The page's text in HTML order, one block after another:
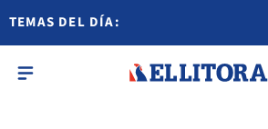
TEMAS DEL DÍA: